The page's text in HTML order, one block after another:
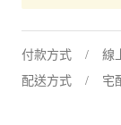
付款方式
線
配送方式
宅